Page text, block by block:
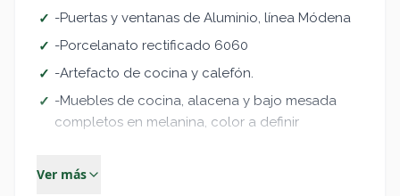
✓ -Puertas y ventanas de Aluminio, línea Módena
✓ -Porcelanato rectificado 6060
✓ -Artefacto de cocina y calefón.
✓ -Muebles de cocina, alacena y bajo mesada
completos en melanina, color a definir
DESCRIPCION
Ver más